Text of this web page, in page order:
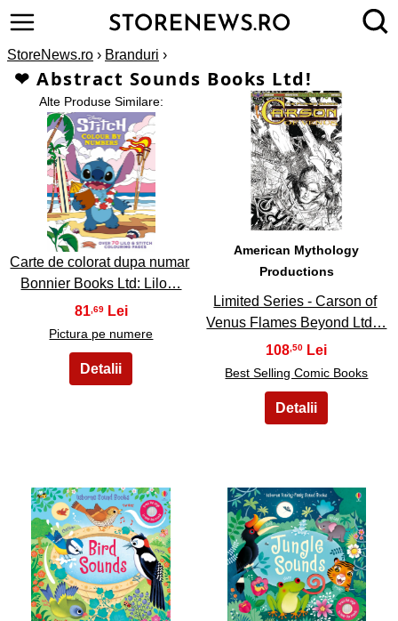
StoreNews.ro › Branduri ›
❤ Abstract Sounds Books Ltd!
Alte Produse Similare:
1
Carte de colorat dupa numar
Bonnier Books Ltd: Lilo…
81 ,69
Pictura pe numere
2
American Mythology
Productions
Limited Series - Carson of
Venus Flames Beyond Ltd…
108,50
Best Selling Comic Books
3 4